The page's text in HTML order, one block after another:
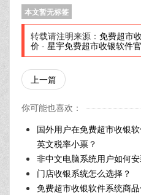
本文暂无标签
转载请注明来源： 免费超市
价 - 星宇免费超市收银软件
上一篇
你可能也喜欢：
国外用户在免费超市收银
英文税率小票？
非中文电脑系统用户如何
门店收银系统怎么选择？
免费超市收银软件系统商